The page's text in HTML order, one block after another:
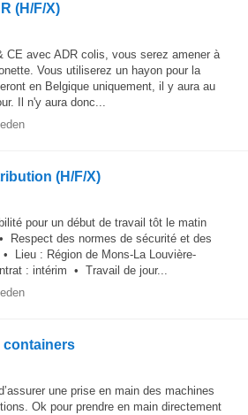
(H/F/X)
CE avec ADR colis, vous serez amener à
Vous utiliserez un hayon pour la
en Belgique uniquement, il y aura au
Il n'y aura donc...
(H/F/X)
pour un début de travail tôt le matin
Respect des normes de sécurité et des
Lieu : Région de Mons-La Louvière-
: intérim • Travail de jour...
containers
une prise en main des machines
Ok pour prendre en main directement